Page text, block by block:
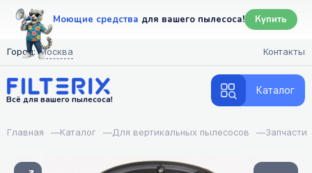
Моющие средства для вашего пылесоса! Купить
Город: Москва Контакты
Всё для вашего пылесоса!
Каталог
Главная —Каталог —Для вертикальных пылесосов —Запчасти